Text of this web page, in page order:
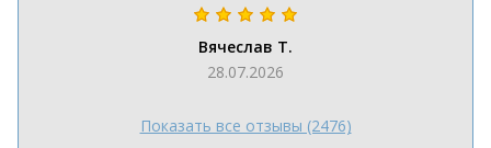
Вячеслав Т.
28.07.2026
Показать все отзывы (2476)